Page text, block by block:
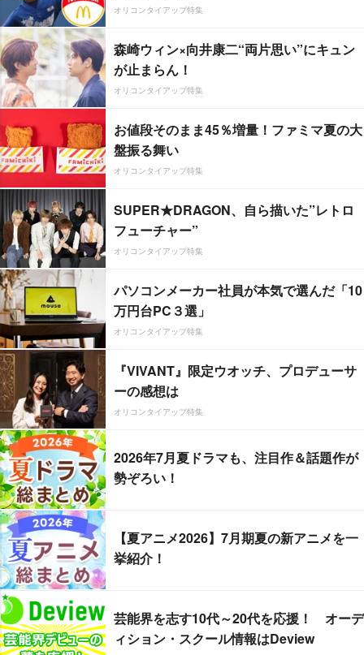
オリコンタイアップ特集
森崎ウィン×向井康二“両片思い”にキュン
が止まらん！
オリコンタイアップ特集
お値段そのまま45％増量！ファミマ夏の大
盤振る舞い
オリコンタイアップ特集
SUPER★DRAGON、自ら描いた”レトロ
フューチャー”
オリコンタイアップ特集
パソコンメーカー社員が本気で選んだ「10
万円台PC３選」
オリコンタイアップ特集
『VIVANT』限定ウオッチ、プロデューサ
ーの感想は
オリコンタイアップ特集
2026年7月夏ドラマも、注目作＆話題作が
勢ぞろい！
【夏アニメ2026】7月期夏の新アニメを一
挙紹介！
芸能界を志す10代～20代を応援！ オーデ
ィション・スクール情報はDeview